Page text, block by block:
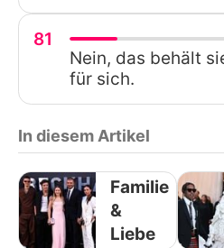
81
Nein, das behält
für sich.
In diesem Artikel
Familie
&
Liebe